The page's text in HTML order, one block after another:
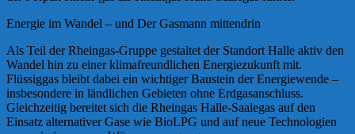
Energie im Wandel – und Der Gasmann mittendrin
Als Teil der Rheingas-Gruppe gestaltet der Standort Halle aktiv den
Wandel hin zu einer klimafreundlichen Energiezukunft mit.
Flüssiggas bleibt dabei ein wichtiger Baustein der Energiewende –
insbesondere in ländlichen Gebieten ohne Erdgasanschluss.
Gleichzeitig bereitet sich die Rheingas Halle-Saalegas auf den
Einsatz alternativer Gase wie BioLPG und auf neue Technologien